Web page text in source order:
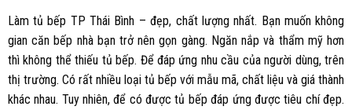
Làm tủ bếp TP Thái Bình – đẹp, chất lượng nhất. Bạn muốn không
gian căn bếp nhà bạn trở nên gọn gàng. Ngăn nắp và thẩm mỹ hơn
thì không thể thiếu tủ bếp. Để đáp ứng nhu cầu của người dùng, trên
thị trường. Có rất nhiều loại tủ bếp với mẫu mã, chất liệu và giá thành
khác nhau. Tuy nhiên, để có được tủ bếp đáp ứng được tiêu chí đẹp.